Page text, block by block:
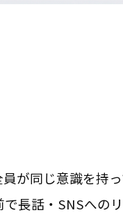
が同じ意識を持
長話・SNSへの